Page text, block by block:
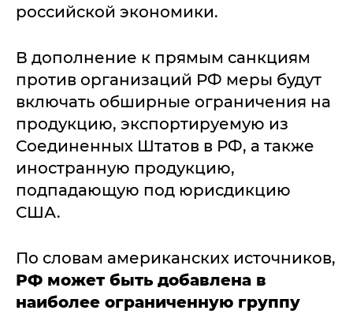
российской экономики.
В дополнение к прямым санкциям
против организаций РФ меры будут
включать обширные ограничения на
продукцию, экспортируемую из
Соединенных Штатов в РФ, а также
иностранную продукцию,
подпадающую под юрисдикцию
США.
По словам американских источников,
РФ может быть добавлена в
наиболее ограниченную группу